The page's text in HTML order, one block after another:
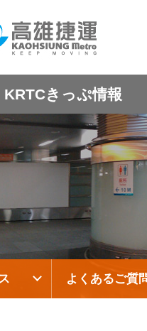
KRTCきっぷ情報
よくあるご質